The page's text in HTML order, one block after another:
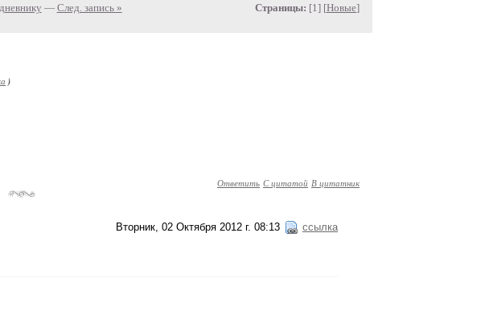
— След. запись » Страницы: [1] [Новые]
)
Ответить С цитатой В цитатник
Вторник, 02 Октября 2012 г. 08:13 ссылка